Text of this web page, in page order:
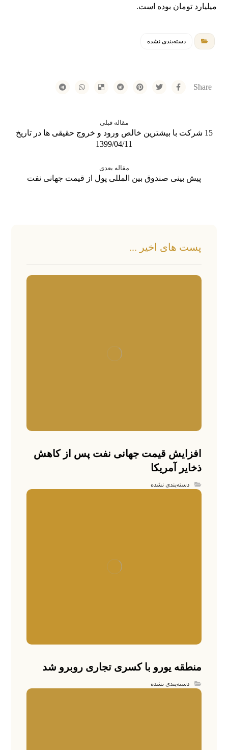
میلیارد تومان بوده است.
دسته‌بندی نشده
مقاله قبلی
15 شرکت با بیشترین خالص ورود و خروج حقیقی ها در تاریخ
1399/04/11
مقاله بعدی
پیش بینی صندوق بین المللی پول از قیمت جهانی نفت
پست های اخیر ...
افزایش قیمت جهانی نفت پس از کاهش
ذخایر آمریکا
دسته‌بندی نشده
منطقه یورو با کسری تجاری روبرو شد
دسته‌بندی نشده